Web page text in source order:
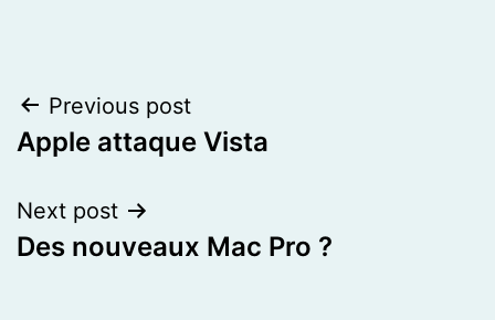
Post
navigation
Previous post
Apple attaque Vista
Next post
Des nouveaux Mac Pro ?